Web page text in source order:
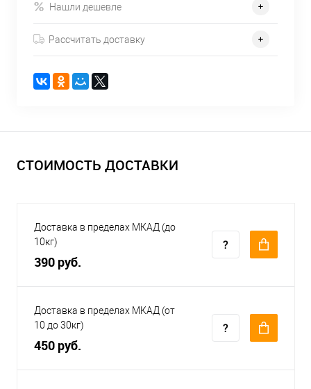
Нашли дешевле
Рассчитать доставку
СТОИМОСТЬ ДОСТАВКИ
Доставка в пределах МКАД (до
10кг)
390 руб.
Доставка в пределах МКАД (от
10 до 30кг)
450 руб.